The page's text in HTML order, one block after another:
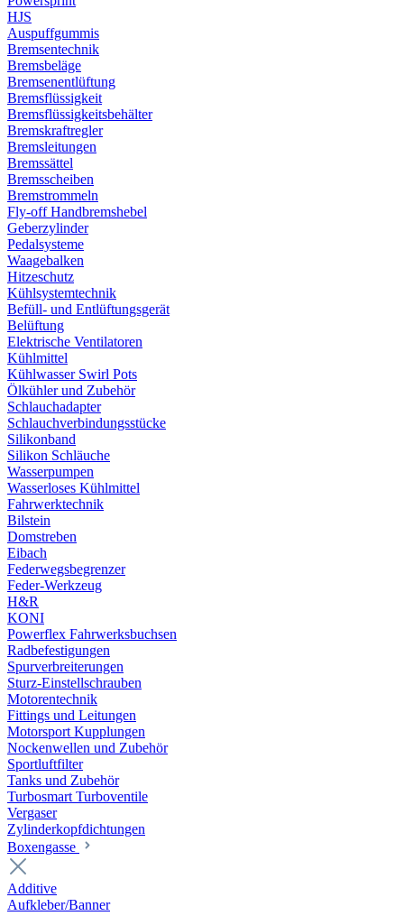
HJS
Auspuffgummis
Bremsentechnik
Bremsbeläge
Bremsenentlüftung
Bremsflüssigkeit
Bremsflüssigkeitsbehälter
Bremskraftregler
Bremsleitungen
Bremssättel
Bremsscheiben
Bremstrommeln
Fly-off Handbremshebel
Geberzylinder
Pedalsysteme
Waagebalken
Hitzeschutz
Kühlsystemtechnik
Befüll- und Entlüftungsgerät
Belüftung
Elektrische Ventilatoren
Kühlmittel
Kühlwasser Swirl Pots
Ölkühler und Zubehör
Schlauchadapter
Schlauchverbindungsstücke
Silikonband
Silikon Schläuche
Wasserpumpen
Wasserloses Kühlmittel
Fahrwerktechnik
Bilstein
Domstreben
Eibach
Federwegsbegrenzer
Feder-Werkzeug
H&R
KONI
Powerflex Fahrwerksbuchsen
Radbefestigungen
Spurverbreiterungen
Sturz-Einstellschrauben
Motorentechnik
Fittings und Leitungen
Motorsport Kupplungen
Nockenwellen und Zubehör
Sportluftfilter
Tanks und Zubehör
Turbosmart Turboventile
Vergaser
Zylinderkopfdichtungen
Boxengasse
Additive
Aufkleber/Banner